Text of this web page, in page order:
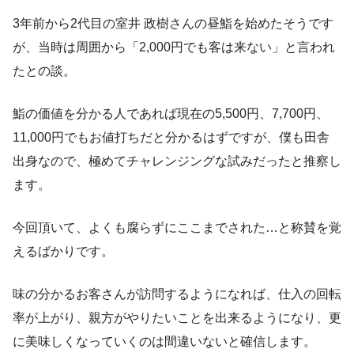
3年前から2代目の室井 政樹さんの昼鮨を始めたそうです
が、当時は周囲から「2,000円でも客は来ない」と言われ
たとの談。
鮨の価値を分かる人であれば現在の5,500円、7,700円、
11,000円でもお値打ちだと分かるはずですが、僕も田舎
出身なので、極めてチャレンジングな試みだったと推察し
ます。
今回頂いて、よくも腐らずにここまでされた…と称賛を覚
えるばかりです。
味の分かるお客さんが訪問するようになれば、仕入の回転
率が上がり、親方がやりたいことを出来るようになり、更
に美味しくなっていくのは間違いないと確信します。